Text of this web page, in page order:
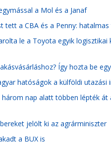
a Mol és a Janaf
tett a CBA és a Penny:
le a Toyota egyik
Így hozta be
hatóságok a külföldi utazási
három nap alatt többen lépték
jelölt ki az agrárminiszter
a BUX is